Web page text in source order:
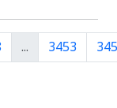
รอนุรักษ์ ฟื้นฟู
ปวัฒนธรรมไทย
กรมศิลปากร
... 3453